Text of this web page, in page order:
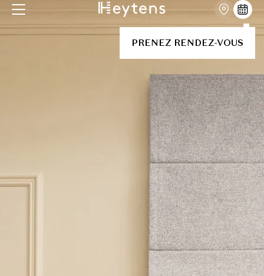
PRENEZ RENDEZ-VOUS